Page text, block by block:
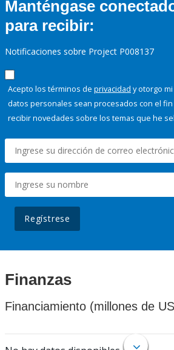
Manténgase
para recibir:
Notificaciones sobre Project P008137
Acepto los términos de privacidad y otorgo
datos personales sean procesados con el
recibir novedades sobre los temas que he
Regístrese
Finanzas
Financiamiento (millones de